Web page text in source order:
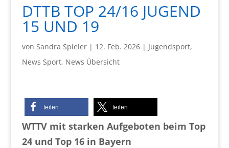
DTTB TOP 24/16 JUGEND
15 UND 19
von Sandra Spieler| 12. Feb. 2026| Jugendsport,
News Sport, News Übersicht
teilen teilen
WTTV mit starken Aufgeboten beim Top
24 und Top 16 in Bayern